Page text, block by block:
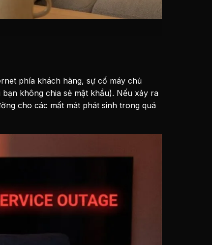
phía khách hàng, sự cố máy chủ
không chia sẻ mật khẩu). Nếu xảy ra
cho các mất mát phát sinh trong quá